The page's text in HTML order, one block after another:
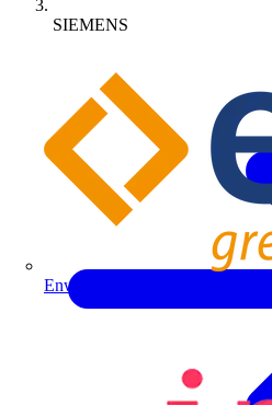
Enwitec
SIEMENS